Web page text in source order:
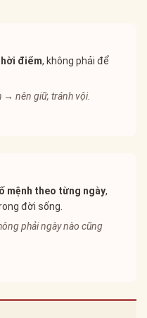
điểm, không phải để
→ nên giữ, tránh vội.
mệnh theo từng ngày,
đời sống.
phải ngày nào cũng